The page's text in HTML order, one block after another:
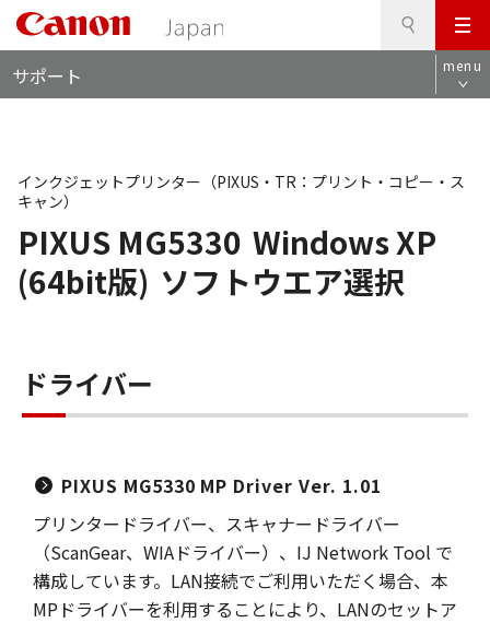
メ
ニ
ュ
サポート menu
PIXUS MG5330 Windows XP
(64bit版) ソフトウエア選択
インクジェットプリンター（PIXUS・TR：プリント・コピー・ス
キャン）
ドライバー
PIXUS MG5330 MP Driver Ver. 1.01
プリンタードライバー、スキャナードライバー
（ScanGear、WIAドライバー）、IJ Network Tool で
構成しています。LAN接続でご利用いただく場合、本
MPドライバーを利用することにより、LANのセットア